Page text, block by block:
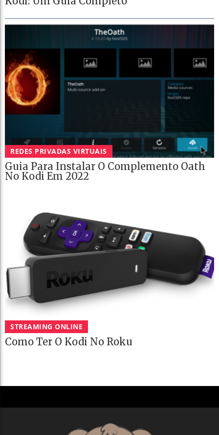
REDES PRIVADAS VIRTUAIS
Guia Para Instalar O Complemento Oath
No Kodi Em 2022
STREAMING ONLINE
Como Ter O Kodi No Roku